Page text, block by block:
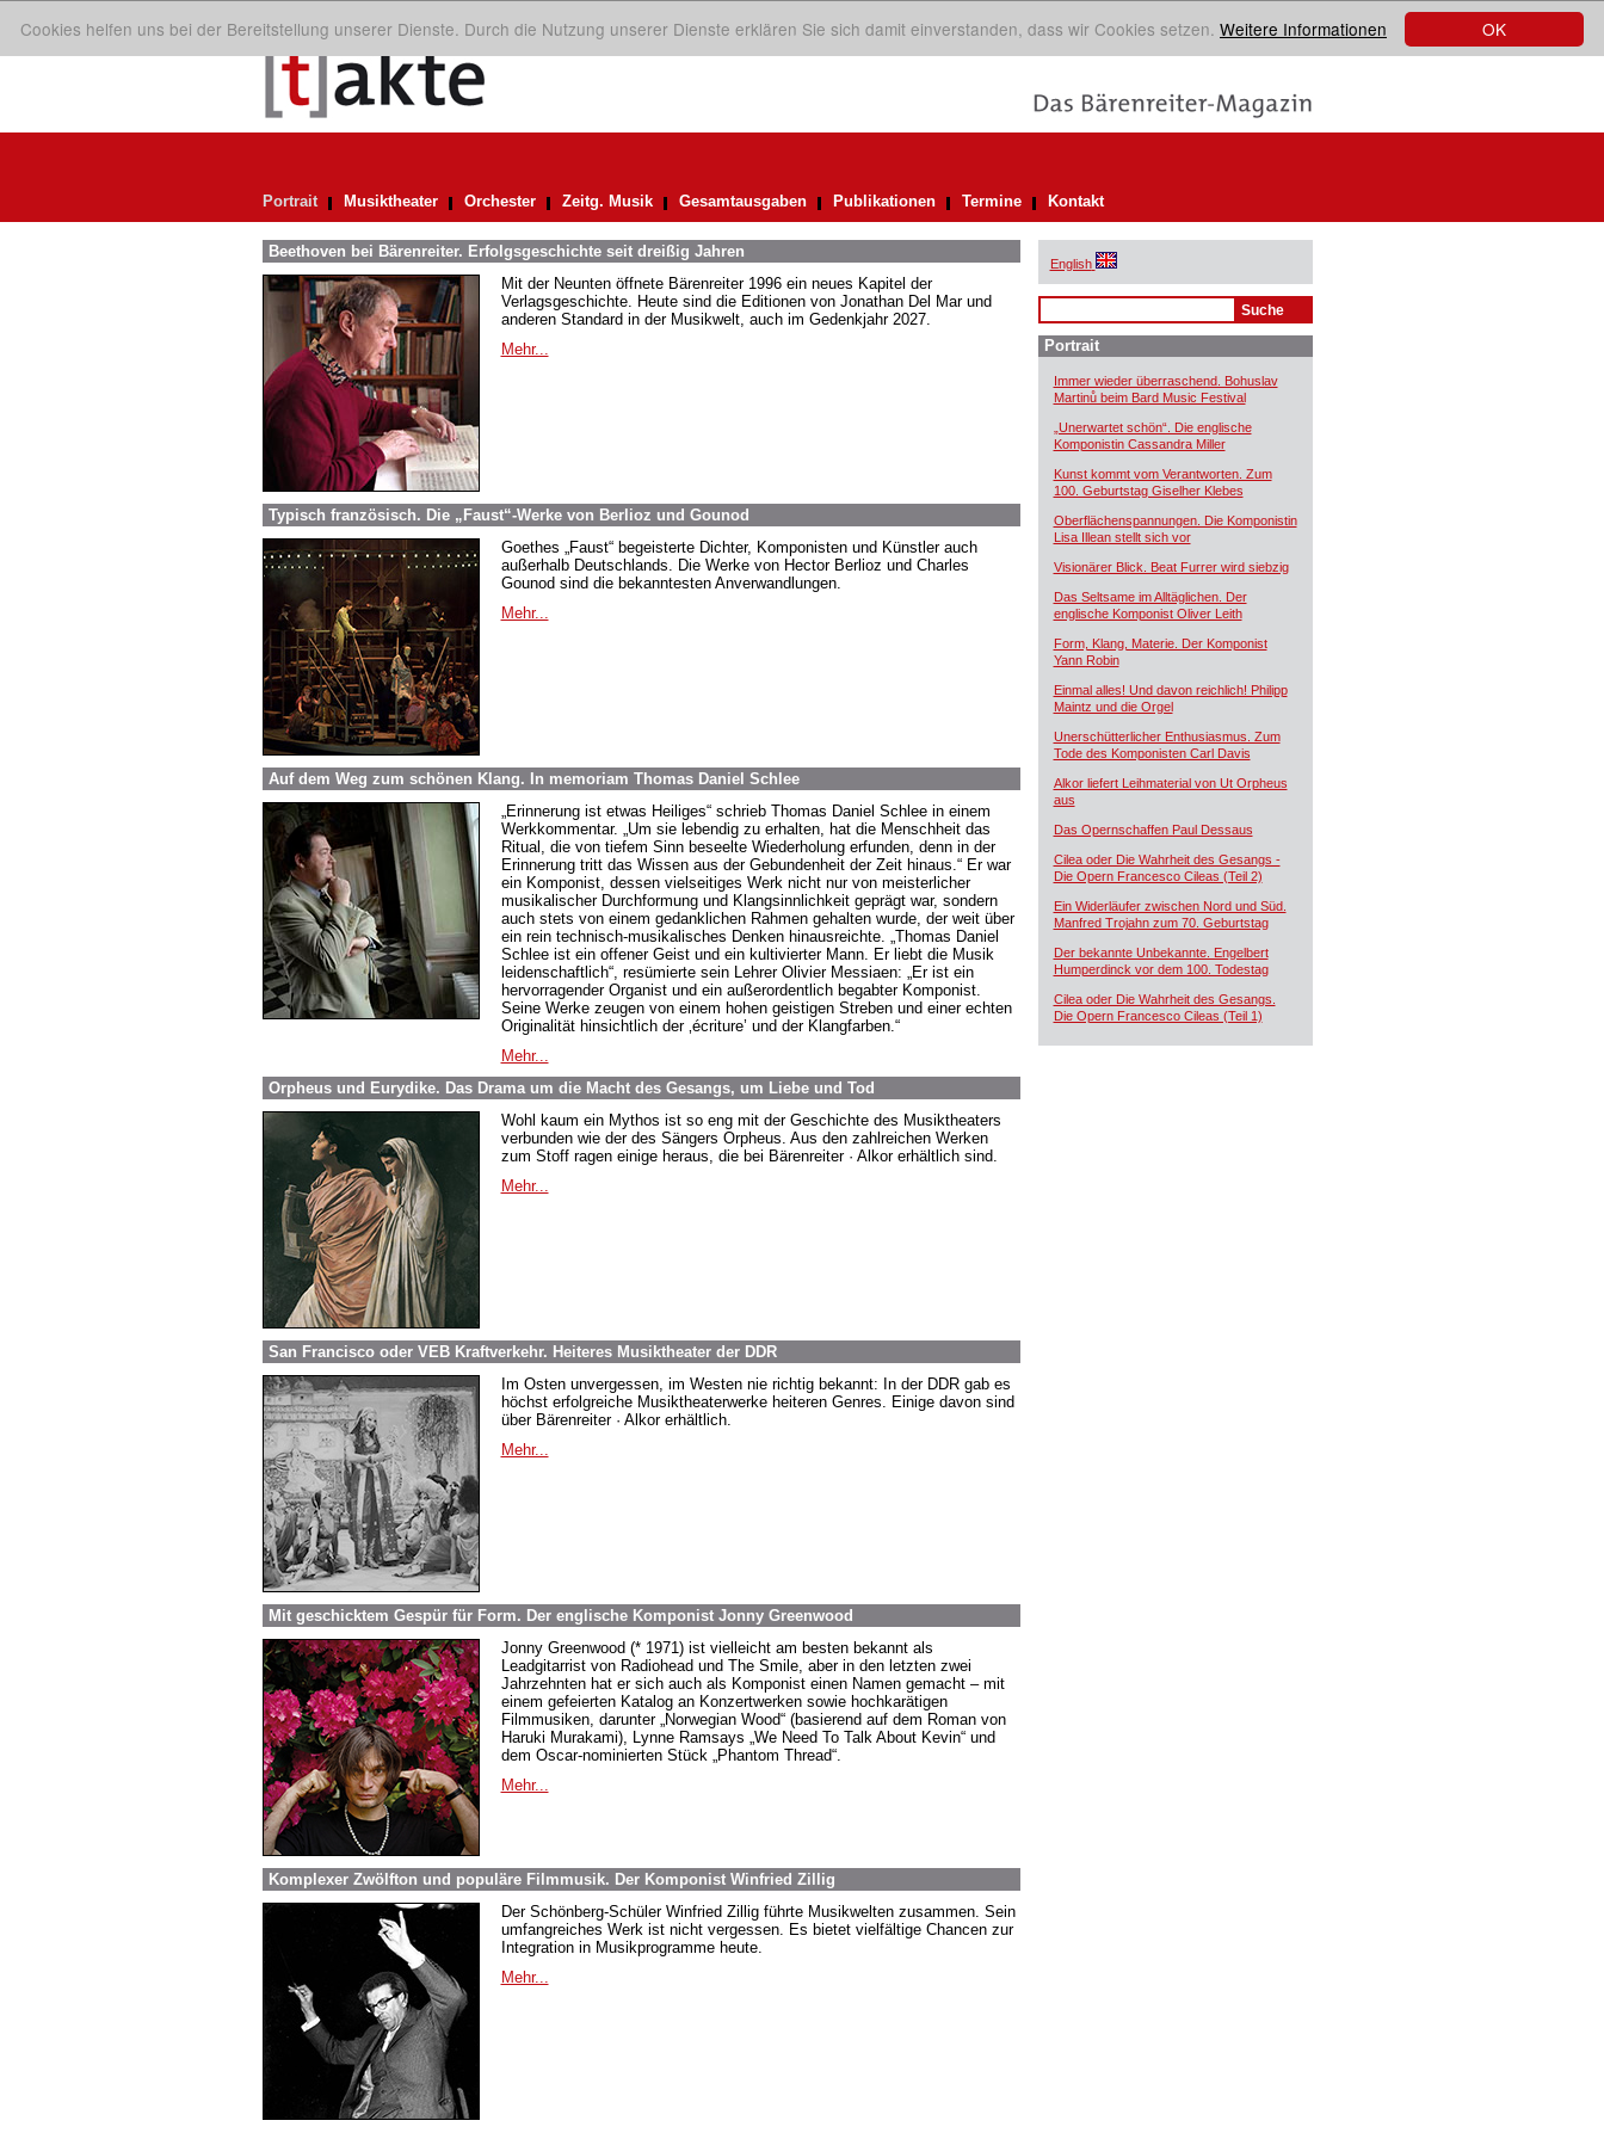
OK
Cookies helfen uns bei der Bereitstellung unserer Dienste. Durch die Nutzung unserer Dienste erklären Sie sich damit einverstanden, dass wir Cookies setzen. Weitere Informationen
Portrait Musiktheater Orchester Zeitg. Musik Gesamtausgaben Publikationen Termine Kontakt
Beethoven bei Bärenreiter. Erfolgsgeschichte seit dreißig Jahren
Mit der Neunten öffnete Bärenreiter 1996 ein neues Kapitel der
Verlagsgeschichte. Heute sind die Editionen von Jonathan Del Mar und
anderen Standard in der Musikwelt, auch im Gedenkjahr 2027.
Mehr...
Typisch französisch. Die „Faust“-Werke von Berlioz und Gounod
Goethes „Faust“ begeisterte Dichter, Komponisten und Künstler auch
außerhalb Deutschlands. Die Werke von Hector Berlioz und Charles
Gounod sind die bekanntesten Anverwandlungen.
Mehr...
Auf dem Weg zum schönen Klang. In memoriam Thomas Daniel Schlee
„Erinnerung ist etwas Heiliges“ schrieb Thomas Daniel Schlee in einem
Werkkommentar. „Um sie lebendig zu erhalten, hat die Menschheit das
Ritual, die von tiefem Sinn beseelte Wiederholung erfunden, denn in der
Erinnerung tritt das Wissen aus der Gebundenheit der Zeit hinaus.“ Er war
ein Komponist, dessen vielseitiges Werk nicht nur von meisterlicher
musikalischer Durchformung und Klangsinnlichkeit geprägt war, sondern
auch stets von einem gedanklichen Rahmen gehalten wurde, der weit über
ein rein technisch-musikalisches Denken hinausreichte. „Thomas Daniel
Schlee ist ein offener Geist und ein kultivierter Mann. Er liebt die Musik
leidenschaftlich“, resümierte sein Lehrer Olivier Messiaen: „Er ist ein
hervorragender Organist und ein außerordentlich begabter Komponist.
Seine Werke zeugen von einem hohen geistigen Streben und einer echten
Originalität hinsichtlich der ‚écriture’ und der Klangfarben.“
Mehr...
Orpheus und Eurydike. Das Drama um die Macht des Gesangs, um Liebe und Tod
Wohl kaum ein Mythos ist so eng mit der Geschichte des Musiktheaters
verbunden wie der des Sängers Orpheus. Aus den zahlreichen Werken
zum Stoff ragen einige heraus, die bei Bärenreiter · Alkor erhältlich sind.
Mehr...
San Francisco oder VEB Kraftverkehr. Heiteres Musiktheater der DDR
Im Osten unvergessen, im Westen nie richtig bekannt: In der DDR gab es
höchst erfolgreiche Musiktheaterwerke heiteren Genres. Einige davon sind
über Bärenreiter · Alkor erhältlich.
Mehr...
Mit geschicktem Gespür für Form. Der englische Komponist Jonny Greenwood
Jonny Greenwood (* 1971) ist vielleicht am besten bekannt als
Leadgitarrist von Radiohead und The Smile, aber in den letzten zwei
Jahrzehnten hat er sich auch als Komponist einen Namen gemacht – mit
einem gefeierten Katalog an Konzertwerken sowie hochkarätigen
Filmmusiken, darunter „Norwegian Wood“ (basierend auf dem Roman von
Haruki Murakami), Lynne Ramsays „We Need To Talk About Kevin“ und
dem Oscar-nominierten Stück „Phantom Thread“.
Mehr...
Komplexer Zwölfton und populäre Filmmusik. Der Komponist Winfried Zillig
Der Schönberg-Schüler Winfried Zillig führte Musikwelten zusammen. Sein
umfangreiches Werk ist nicht vergessen. Es bietet vielfältige Chancen zur
Integration in Musikprogramme heute.
Mehr...
English
Portrait
Immer wieder überraschend. Bohuslav
Martinů beim Bard Music Festival
„Unerwartet schön“. Die englische
Komponistin Cassandra Miller
Kunst kommt vom Verantworten. Zum
100. Geburtstag Giselher Klebes
Oberflächenspannungen. Die Komponistin
Lisa Illean stellt sich vor
Visionärer Blick. Beat Furrer wird siebzig
Das Seltsame im Alltäglichen. Der
englische Komponist Oliver Leith
Form, Klang, Materie. Der Komponist
Yann Robin
Einmal alles! Und davon reichlich! Philipp
Maintz und die Orgel
Unerschütterlicher Enthusiasmus. Zum
Tode des Komponisten Carl Davis
Alkor liefert Leihmaterial von Ut Orpheus
aus
Das Opernschaffen Paul Dessaus
Cilea oder Die Wahrheit des Gesangs -
Die Opern Francesco Cileas (Teil 2)
Ein Widerläufer zwischen Nord und Süd.
Manfred Trojahn zum 70. Geburtstag
Der bekannte Unbekannte. Engelbert
Humperdinck vor dem 100. Todestag
Cilea oder Die Wahrheit des Gesangs.
Die Opern Francesco Cileas (Teil 1)